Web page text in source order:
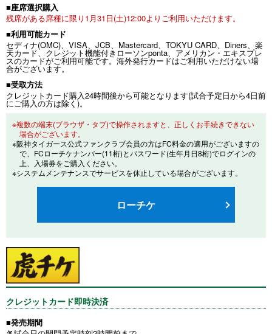
■座席選択購入
残席がある席種に限り1月31日(土)12:00よりご利用いただけます。
■利用可能カード
セディナ(OMC)、VISA、JCB、Mastercard、TOKYU CARD、Diners、楽
天カード、クレジット機能付きローソンponta、アメリカン・エキスプレ
スのカードがご利用可能です。海外発行カードはご利用いただけない場
合がございます。
■受取方法
クレジットカード購入24時間後から可能となります(試合予定日から4日前
にご購入の方は除く)。
※複数の端末(ブラウザ・タブ)で操作されますと、正しくお手続きできない
場合がございます。
※阪神タイガース公式ファンクラブ会員の方はFC料金の適用がございますの
で、FCローチケナンバー(11桁)とパスワード(生年月日8桁)でログインの
上、入場券をご購入ください。
※システムメンテナンスでサービスを休止している場合がございます。
ローチケ
クレジットカード即時決済
■発売期間